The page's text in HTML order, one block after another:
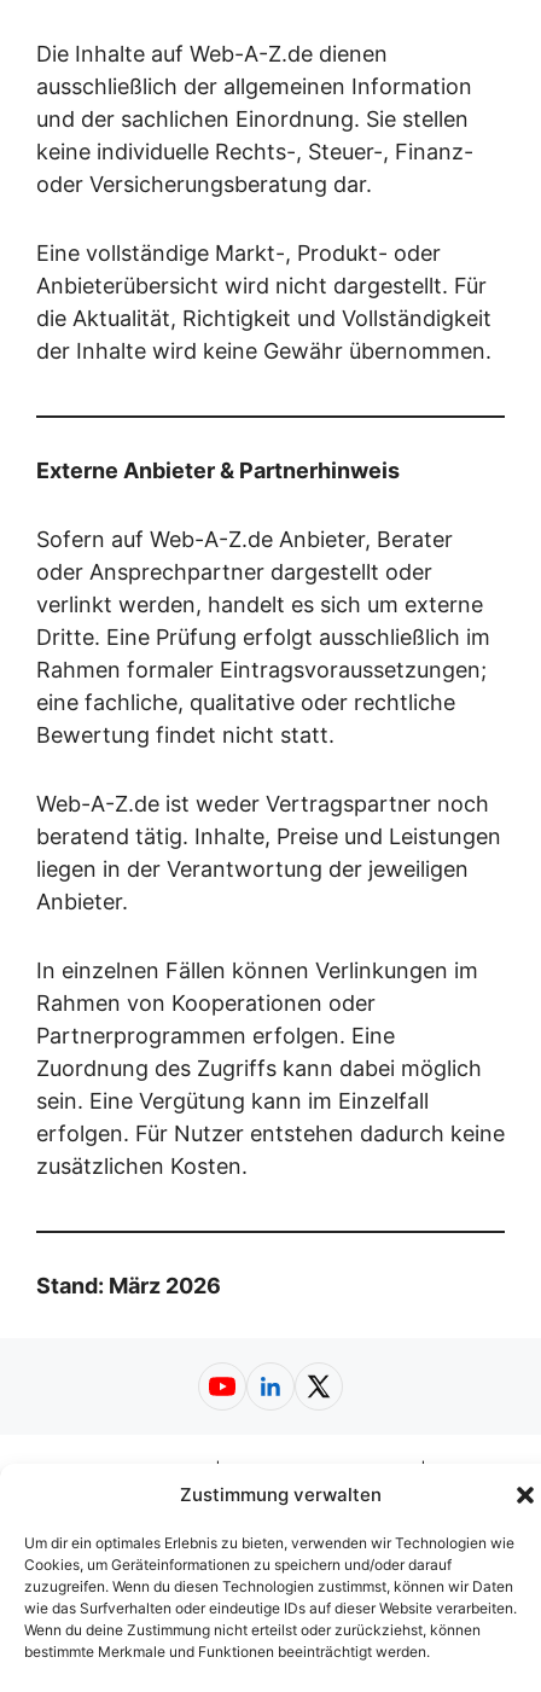
Zustimmung verwalten
Um dir ein optimales Erlebnis zu bieten, verwenden wir Technologien wie
Cookies, um Geräteinformationen zu speichern und/oder darauf
zuzugreifen. Wenn du diesen Technologien zustimmst, können wir Daten
wie das Surfverhalten oder eindeutige IDs auf dieser Website verarbeiten.
Wenn du deine Zustimmung nicht erteilst oder zurückziehst, können
bestimmte Merkmale und Funktionen beeinträchtigt werden.
Die Inhalte auf Web-A-Z.de dienen
ausschließlich der allgemeinen Information
und der sachlichen Einordnung. Sie stellen
keine individuelle Rechts-, Steuer-, Finanz-
oder Versicherungsberatung dar.
Eine vollständige Markt-, Produkt- oder
Anbieterübersicht wird nicht dargestellt. Für
die Aktualität, Richtigkeit und Vollständigkeit
der Inhalte wird keine Gewähr übernommen.
Externe Anbieter & Partnerhinweis
Sofern auf Web-A-Z.de Anbieter, Berater
oder Ansprechpartner dargestellt oder
verlinkt werden, handelt es sich um externe
Dritte. Eine Prüfung erfolgt ausschließlich im
Rahmen formaler Eintragsvoraussetzungen;
eine fachliche, qualitative oder rechtliche
Bewertung findet nicht statt.
Web-A-Z.de ist weder Vertragspartner noch
beratend tätig. Inhalte, Preise und Leistungen
liegen in der Verantwortung der jeweiligen
Anbieter.
In einzelnen Fällen können Verlinkungen im
Rahmen von Kooperationen oder
Partnerprogrammen erfolgen. Eine
Zuordnung des Zugriffs kann dabei möglich
sein. Eine Vergütung kann im Einzelfall
erfolgen. Für Nutzer entstehen dadurch keine
zusätzlichen Kosten.
Stand: März 2026
YouTube
LinkedIn
X
Nutzungsbedingungen|AGB|Barrierefreiheit